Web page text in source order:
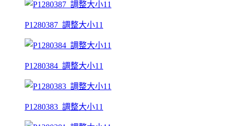
P1280387_調整大小11
P1280384_調整大小11
P1280383_調整大小11